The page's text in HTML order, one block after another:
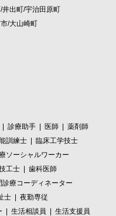
井出町/宇治田原町
/大山崎町
診療助手 医師
薬剤師
訓練士
臨床工学技士
ソーシャルワーカー
工士
歯科医師
診療コーディネーター
士
夜勤専従
生活相談員
生活支援員